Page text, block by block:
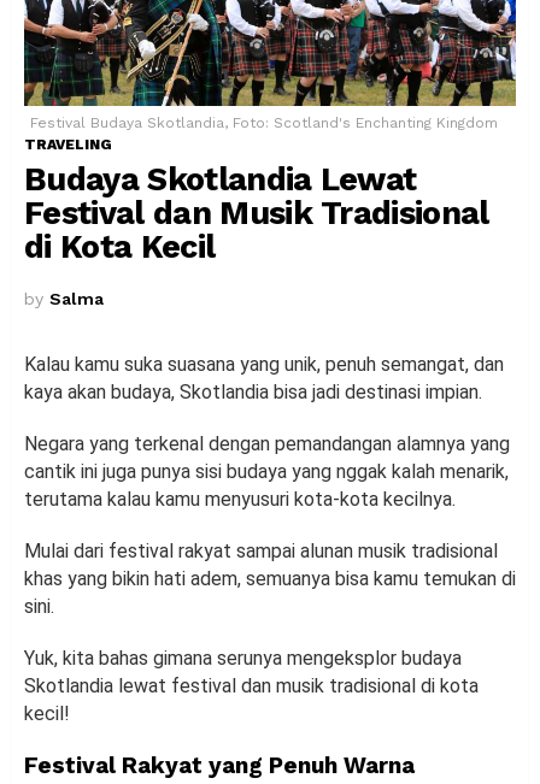
Festival Budaya Skotlandia, Foto: Scotland's Enchanting Kingdom
TRAVELING
Budaya Skotlandia Lewat
Festival dan Musik Tradisional
di Kota Kecil
by Salma
Kalau kamu suka suasana yang unik, penuh semangat, dan
kaya akan budaya, Skotlandia bisa jadi destinasi impian.
Negara yang terkenal dengan pemandangan alamnya yang
cantik ini juga punya sisi budaya yang nggak kalah menarik,
terutama kalau kamu menyusuri kota-kota kecilnya.
Mulai dari festival rakyat sampai alunan musik tradisional
khas yang bikin hati adem, semuanya bisa kamu temukan di
sini.
Yuk, kita bahas gimana serunya mengeksplor budaya
Skotlandia lewat festival dan musik tradisional di kota
kecil!
Festival Rakyat yang Penuh Warna